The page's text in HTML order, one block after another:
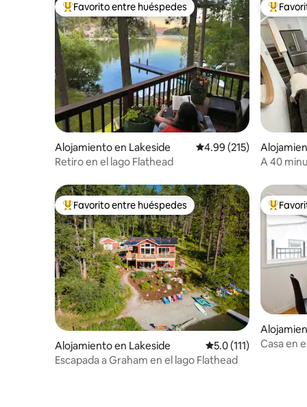
Favorito entre huéspedes preferido
Favorito entre huéspedes
Alojamiento en Lakeside Calificación promedio:
4.99 (215)
Retiro en el lago Flathead
A 40
la ciudad
Favorito entre huéspedes preferido
Favorito entre huéspedes
Alojamiento en Lakeside Calificación
5.0 (111)
Escapada a Graham en el lago Flathead
Casa en